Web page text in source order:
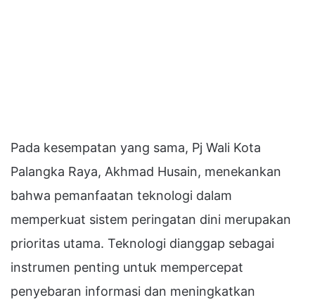
Pada kesempatan yang sama, Pj Wali Kota
Palangka Raya, Akhmad Husain, menekankan
bahwa pemanfaatan teknologi dalam
memperkuat sistem peringatan dini merupakan
prioritas utama. Teknologi dianggap sebagai
instrumen penting untuk mempercepat
penyebaran informasi dan meningkatkan